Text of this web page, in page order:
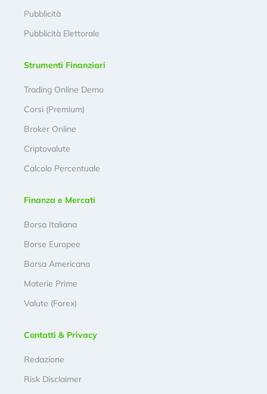
Pubblicità
Pubblicità Elettorale
Strumenti Finanziari
Trading Online Demo
Corsi (Premium)
Broker Online
Criptovalute
Calcolo Percentuale
Finanza e Mercati
Borsa Italiana
Borse Europee
Borsa Americana
Materie Prime
Valute (Forex)
Contatti & Privacy
Redazione
Risk Disclaimer